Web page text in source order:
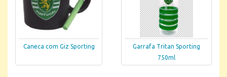
Caneca com Giz Sporting
Garrafa Tritan Sporting
750ml